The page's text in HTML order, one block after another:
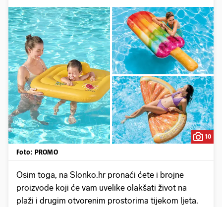
10
Foto: PROMO
Osim toga, na Slonko.hr pronaći ćete i brojne
proizvode koji će vam uvelike olakšati život na
plaži i drugim otvorenim prostorima tijekom ljeta.